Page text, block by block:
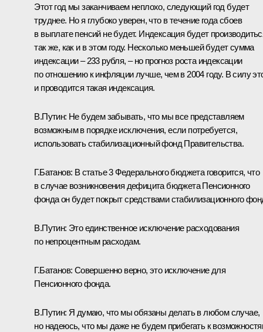
Этот год мы заканчиваем неплохо, следующий год будет
труднее. Но я глубоко уверен, что в течение года сбоев
в выплате пенсий не будет. Индексация будет
так же, как и в этом году. Несколько меньшей будет сумма
индексации – 233 рубля, – но прогноз роста индексации
по отношению к инфляции лучше, чем в 2004 году. В силу
и проводится такая индексация.
В.Путин: Не будем забывать, что мы все представляем
возможным в порядке исключения, если потребуется,
использовать стабилизационный фонд Правительства.
Г.Батанов: В статье 3 Федерального бюджета говорится, что
в случае возникновения дефицита бюджета Пенсионного
фонда он будет покрыт средствами стабилизационного
В.Путин: Это единственное исключение расходования
по непроцентным расходам.
Г.Батанов: Совершенно верно, это исключение для
Пенсионного фонда.
В.Путин: Я думаю, что мы обязаны делать в любом случае,
но надеюсь, что мы даже не будем прибегать к